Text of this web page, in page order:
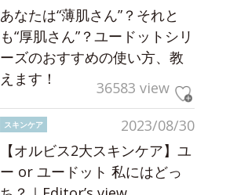
あなたは“薄肌さん”？それと
も“厚肌さん”？ユードットシリ
ーズのおすすめの使い方、教
えます！
36583 view
2023/08/30
スキンケア
【オルビス2大スキンケア】ユ
ー or ユードット 私にはどっ